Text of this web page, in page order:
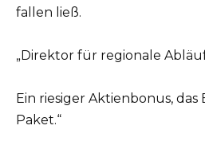
fallen ließ.
„Direktor für regionale
Ein riesiger Aktienbonus, das
Paket.“